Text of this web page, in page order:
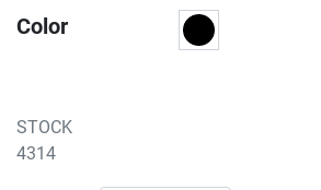
Color
STOCK
4314